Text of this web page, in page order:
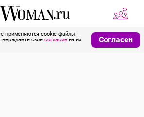
применяются cookie-файлы.
свое согласие на их
Согласен